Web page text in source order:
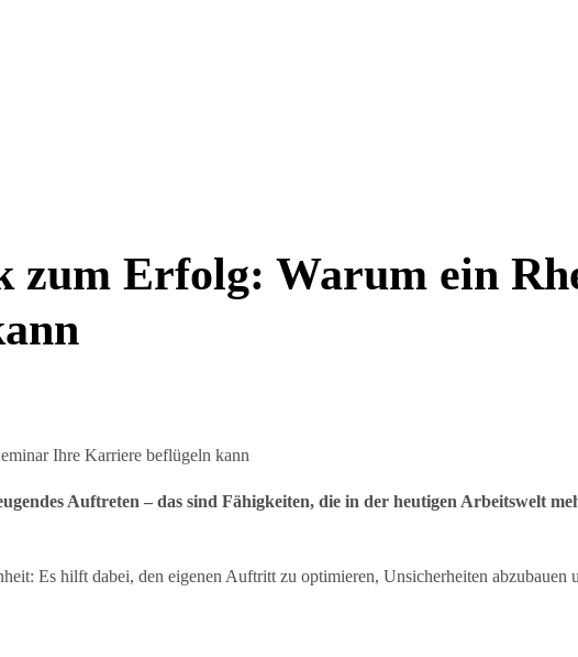
Erfolg: Warum ein
Auftreten – das sind Fähigkeiten, die in der heutigen Arbeitswelt
Es hilft dabei, den eigenen Auftritt zu optimieren, Unsicherheiten abzubauen